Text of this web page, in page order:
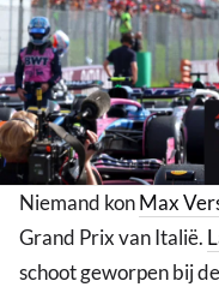
Niemand konMax
Grand Prix van Italië.
schoot geworpen bij